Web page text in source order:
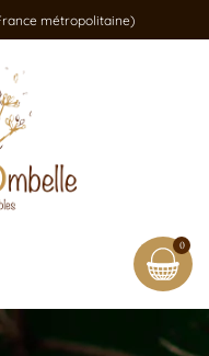
métropolitaine)
0